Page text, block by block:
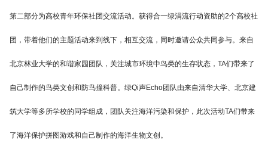
第二部分为高校青年环保社团交流活动。获得合一绿涓流行动资助的2个高校社
团，带着他们的主题活动来到线下，相互交流，同时邀请公众共同参与。来自
北京林业大学的和谐家园团队，关注城市环境中鸟类的生存状态，TA们带来了
自己制作的鸟类文创和防鸟撞科普。绿Qi声Echo团队由来自清华大学、北京建
筑大学等多所学校的同学组成，团队关注海洋污染和保护，此次活动TA们带来
了海洋保护拼图游戏和自己制作的海洋生物文创。